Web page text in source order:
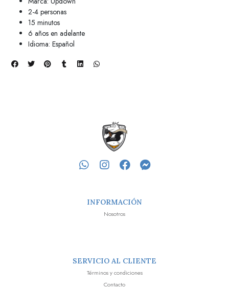
2-4 personas
15 minutos
6 años en adelante
Idioma: Español
INFORMACIÓN
Nosotros
SERVICIO AL CLIENTE
Términos y condiciones
Contacto